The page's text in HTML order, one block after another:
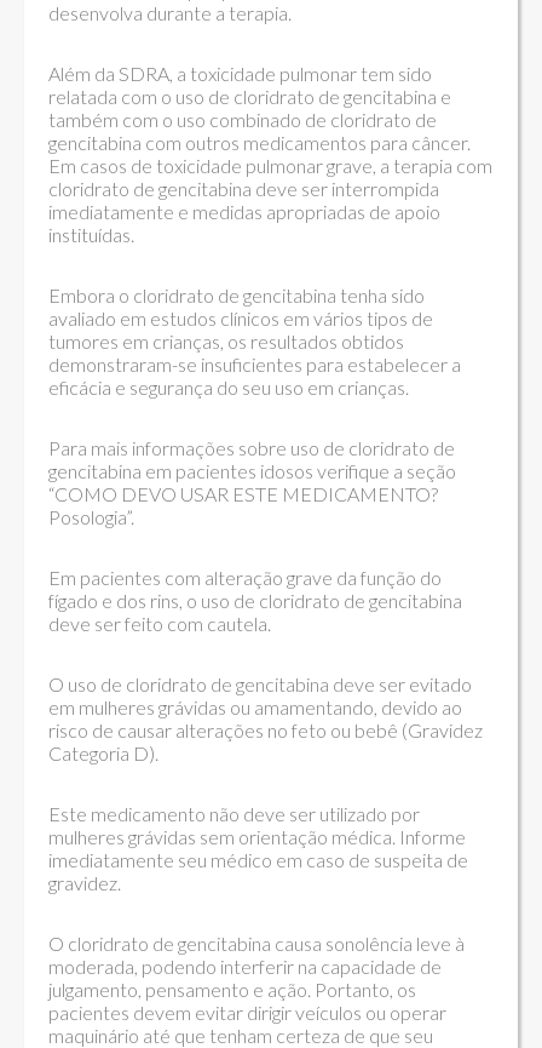
desenvolva durante a terapia.
Além da SDRA, a toxicidade pulmonar tem sido
relatada com o uso de cloridrato de gencitabina e
também com o uso combinado de cloridrato de
gencitabina com outros medicamentos para câncer.
Em casos de toxicidade pulmonar grave, a terapia com
cloridrato de gencitabina deve ser interrompida
imediatamente e medidas apropriadas de apoio
instituídas.
Embora o cloridrato de gencitabina tenha sido
avaliado em estudos clínicos em vários tipos de
tumores em crianças, os resultados obtidos
demonstraram-se insuficientes para estabelecer a
eficácia e segurança do seu uso em crianças.
Para mais informações sobre uso de cloridrato de
gencitabina em pacientes idosos verifique a seção
“COMO DEVO USAR ESTE MEDICAMENTO?
Posologia”.
Em pacientes com alteração grave da função do
fígado e dos rins, o uso de cloridrato de gencitabina
deve ser feito com cautela.
O uso de cloridrato de gencitabina deve ser evitado
em mulheres grávidas ou amamentando, devido ao
risco de causar alterações no feto ou bebê (Gravidez
Categoria D).
Este medicamento não deve ser utilizado por
mulheres grávidas sem orientação médica. Informe
imediatamente seu médico em caso de suspeita de
gravidez.
O cloridrato de gencitabina causa sonolência leve à
moderada, podendo interferir na capacidade de
julgamento, pensamento e ação. Portanto, os
pacientes devem evitar dirigir veículos ou operar
maquinário até que tenham certeza de que seu